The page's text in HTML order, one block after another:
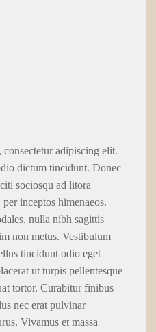
adipiscing elit.
dictum tincidunt. Donec
sociosqu ad litora
inceptos himenaeos.
nulla nibh sagittis
non metus. Vestibulum
tincidunt odio eget
ut turpis pellentesque
tortor. Curabitur finibus
nec erat pulvinar
Vivamus et massa